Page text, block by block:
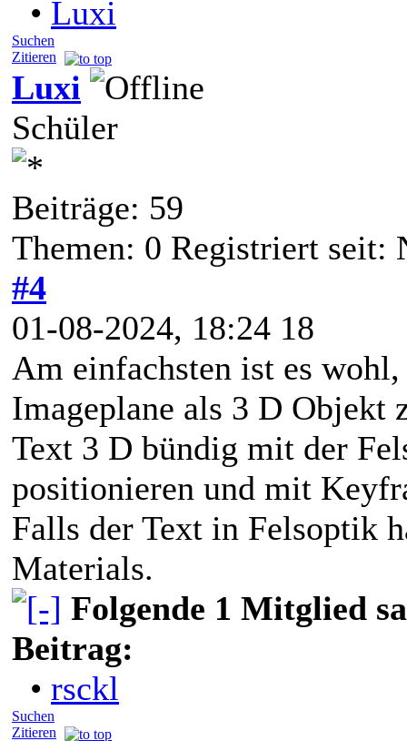
• Luxi
Suchen
Zitieren
Luxi
Schüler
Beiträge: 59
Themen: 0 Registriert seit:
#4
01-08-2024, 18:24 18
Am einfachsten ist es
Imageplane als 3 D Objekt
Text 3 D bündig mit der
positionieren und mit
Falls der Text in Felsoptik
Materials.
Folgende 1 Mitglied
Beitrag:
• rsckl
Suchen
Zitieren